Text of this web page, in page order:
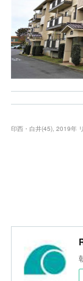
印西・白井(45) 2019年